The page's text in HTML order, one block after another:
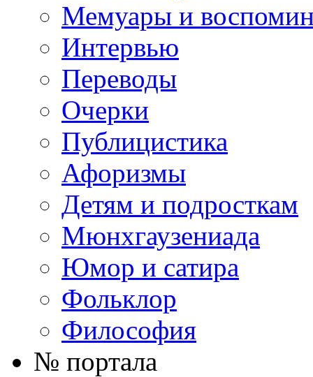
Мемуары и
Интервью
Переводы
Очерки
Публицистика
Афоризмы
Детям и подросткам
Мюнхгаузениада
Юмор и сатира
Фольклор
Философия
№ портала